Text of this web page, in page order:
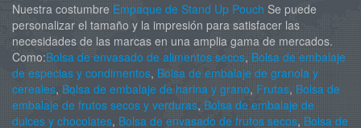
Nuestra costumbre Empaque de Stand Up Pouch Se puede
personalizar el tamaño y la impresión para satisfacer las
necesidades de las marcas en una amplia gama de mercados.
Como:Bolsa de envasado de alimentos secos, Bolsa de embalaje
de especias y condimentos, Bolsa de embalaje de granola y
cereales, Bolsa de embalaje de harina y grano, Frutas, Bolsa de
embalaje de frutos secos y verduras, Bolsa de embalaje de
dulces y chocolates, Bolsa de envasado de frutos secos, Bolsa de